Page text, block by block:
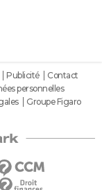
Publicité
Contact
personnelles
Groupe Figaro